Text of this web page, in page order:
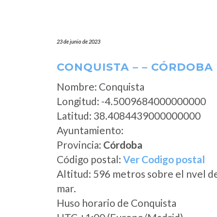
23 de junio de 2023
CONQUISTA – – CÓRDOBA
Nombre: Conquista
Longitud: -4.5009684000000000
Latitud: 38.4084439000000000
Ayuntamiento:
Provincia: Córdoba
Código postal: Ver Codigo postal
Altitud: 596 metros sobre el nvel
mar.
Huso horario de Conquista